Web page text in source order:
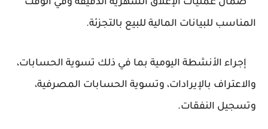
ضمان عمليات الإغلاق الشهرية الدقيقة وفي الوقت
المناسب للبيانات المالية للبيع بالتجزئة.
إجراء الأنشطة اليومية بما في ذلك تسوية الحسابات،
والاعتراف بالإيرادات، وتسوية الحسابات المصرفية،
وتسجيل النفقات.